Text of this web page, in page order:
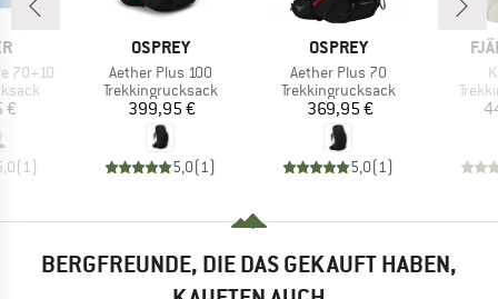
70+10
€
( 1)
MARKE
OSPREY
Artikel
Aether Plus 100
Produktgruppe
Trekkingrucksack
Preis
399,95 €
5,0( 1)
MARKE
OSPREY
Artikel
Aether Plus 70
Produktgruppe
Trekkingrucksack
Preis
369,95 €
5,0( 1)
BERGFREUNDE, DIE DAS GEKAUFT HABEN,